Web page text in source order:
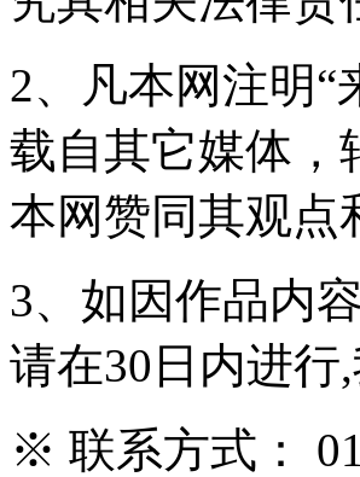
2、凡本网注明
载自其它媒体，
本网赞同其观点
3、如因作品内
请在30日内进
※ 联系方式：